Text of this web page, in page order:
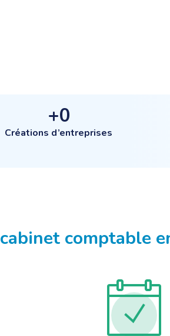
+0
Créations d’entreprises
cabinet comptable